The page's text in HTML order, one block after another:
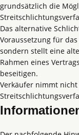
grundsätzlich die
Das alternative
Voraussetzung für
sondern stellt eine
Rahmen eines
beseitigen.
Verkäufer nimmt